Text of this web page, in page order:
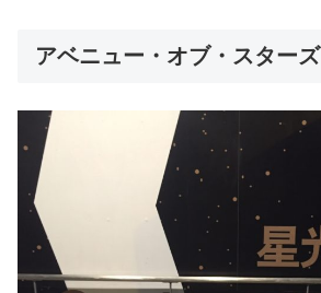
アベニュー・オブ・スターズ